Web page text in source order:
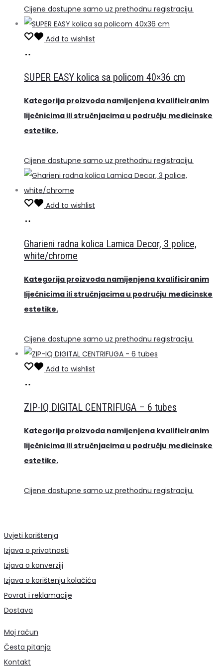
Cijene dostupne samo uz prethodnu registraciju.
Add to wishlist
SUPER EASY kolica sa policom 40×36 cm
Kategorija proizvoda namijenjena kvalificiranim
liječnicima ili stručnjacima u području medicinske
estetike.
Cijene dostupne samo uz prethodnu registraciju.
Add to wishlist
Gharieni radna kolica Lamica Decor, 3 police,
white/chrome
Kategorija proizvoda namijenjena kvalificiranim
liječnicima ili stručnjacima u području medicinske
estetike.
Cijene dostupne samo uz prethodnu registraciju.
Add to wishlist
ZIP-IQ DIGITAL CENTRIFUGA – 6 tubes
Kategorija proizvoda namijenjena kvalificiranim
liječnicima ili stručnjacima u području medicinske
estetike.
Cijene dostupne samo uz prethodnu registraciju.
Uvjeti korištenja
Izjava o privatnosti
Izjava o konverziji
Izjava o korištenju kolačića
Povrat i reklamacije
Dostava
Moj račun
Česta pitanja
Kontakt